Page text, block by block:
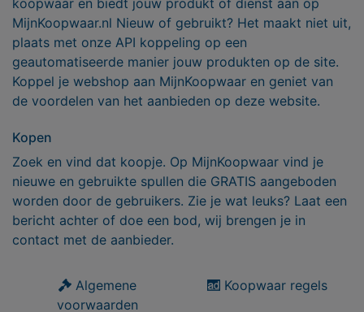
koopwaar en biedt jouw produkt of dienst aan op
MijnKoopwaar.nl Nieuw of gebruikt? Het maakt niet uit,
plaats met onze API koppeling op een
geautomatiseerde manier jouw produkten op de site.
Koppel je webshop aan MijnKoopwaar en geniet van
de voordelen van het aanbieden op deze website.
Kopen
Zoek en vind dat koopje. Op MijnKoopwaar vind je
nieuwe en gebruikte spullen die GRATIS aangeboden
worden door de gebruikers. Zie je wat leuks? Laat een
bericht achter of doe een bod, wij brengen je in
contact met de aanbieder.
Algemene
voorwaarden
Koopwaar regels